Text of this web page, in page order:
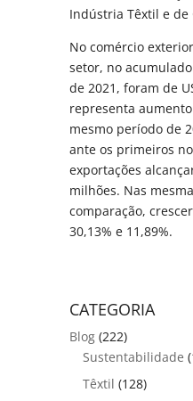
Indústria Têxtil e de
No comércio
setor, no
de 2021, foram de
representa
mesmo período de
ante os primeiros
exportações
milhões. Nas
comparação,
30,13% e 11,89%.
CATEGORIA
Blog (222)
Sustentabilidade
Têxtil (128)